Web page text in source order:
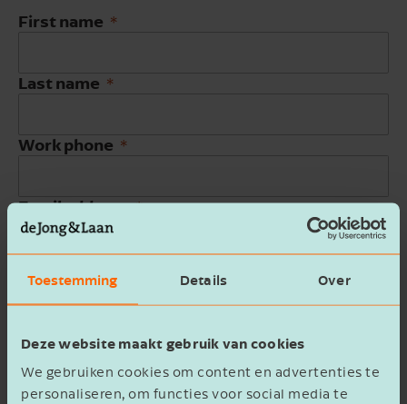
Toestemming Details Over
Deze website maakt gebruik van cookies
We gebruiken cookies om content en advertenties te
personaliseren, om functies voor social media te
First name
Last name
Work phone
Email address